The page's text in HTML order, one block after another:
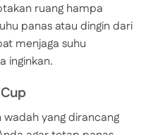
ruang hampa
panas atau dingin dari
menjaga suhu
inginkan.
yang dirancang